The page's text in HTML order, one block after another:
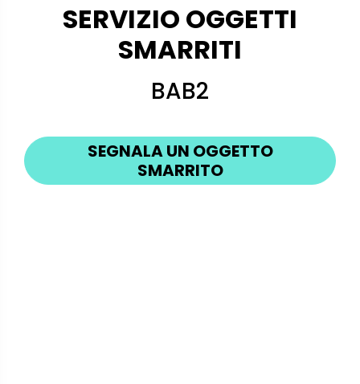
SERVIZIO OGGETTI
SMARRITI
BAB2
SEGNALA UN OGGETTO
SMARRITO